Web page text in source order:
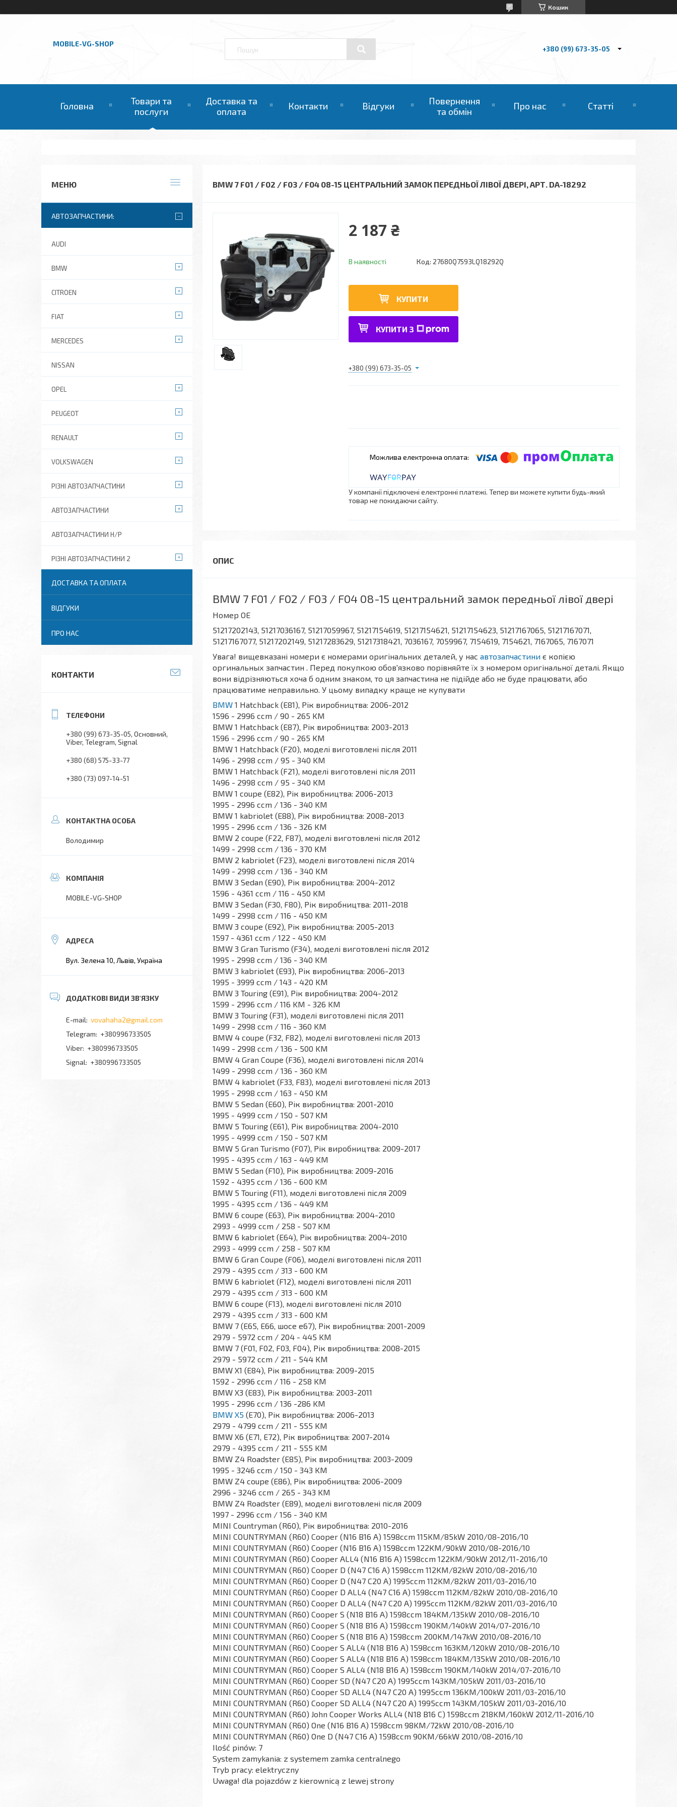
Кошик
MOBILE-VG-SHOP
+380 (99) 673-35-05
Головна
Товари та
послуги
Доставка та
оплата
Контакти Відгуки
Повернення
та обмін
Про нас Статті
BMW 7 F01 / F02 / F03 / F04 08-15 ЦЕНТРАЛЬНИЙ ЗАМОК ПЕРЕДНЬОЇ ЛІВОЇ ДВЕРІ, АРТ. DA-18292
2 187 ₴
В наявності Код: 27680Q7593LQ18292Q
КУПИТИ
КУПИТИ З
+380 (99) 673-35-05
У компанії підключені електронні платежі. Тепер ви можете купити будь-який
товар не покидаючи сайту.
BMW 7 F01 / F02 / F03 / F04 08-15 центральний замок передньої лівої двері
Номер OE
51217202143, 51217036167, 51217059967, 51217154619, 51217154621, 51217154623, 51217167065, 51217167071,
51217167077, 51217202149, 51217283629, 51217318421, 7036167, 7059967, 7154619, 7154621, 7167065, 7167071
Увага! вищевказані номери є номерами оригінальних деталей, у нас автозапчастини є копією
оргинальных запчастин . Перед покупкою обов'язково порівняйте їх з номером оригінальної деталі. Якщо
вони відрізняються хоча б одним знаком, то ця запчастина не підійде або не буде працювати, або
працюватиме неправильно. У цьому випадку краще не купувати
BMW 1 Hatchback (E81), Рік виробництва: 2006-2012
1596 - 2996 ccm / 90 - 265 KM
BMW 1 Hatchback (E87), Рік виробництва: 2003-2013
1596 - 2996 ccm / 90 - 265 KM
BMW 1 Hatchback (F20), моделі виготовлені після 2011
1496 - 2998 ccm / 95 - 340 KM
BMW 1 Hatchback (F21), моделі виготовлені після 2011
1496 - 2998 ccm / 95 - 340 KM
BMW 1 coupe (E82), Рік виробництва: 2006-2013
1995 - 2996 ccm / 136 - 340 KM
BMW 1 kabriolet (E88), Рік виробництва: 2008-2013
1995 - 2996 ccm / 136 - 326 KM
BMW 2 coupe (F22, F87), моделі виготовлені після 2012
1499 - 2998 ccm / 136 - 370 KM
BMW 2 kabriolet (F23), моделі виготовлені після 2014
1499 - 2998 ccm / 136 - 340 KM
BMW 3 Sedan (E90), Рік виробництва: 2004-2012
1596 - 4361 ccm / 116 - 450 KM
BMW 3 Sedan (F30, F80), Рік виробництва: 2011-2018
1499 - 2998 ccm / 116 - 450 KM
BMW 3 coupe (E92), Рік виробництва: 2005-2013
1597 - 4361 ccm / 122 - 450 KM
BMW 3 Gran Turismo (F34), моделі виготовлені після 2012
1995 - 2998 ccm / 136 - 340 KM
BMW 3 kabriolet (E93), Рік виробництва: 2006-2013
1995 - 3999 ccm / 143 - 420 KM
BMW 3 Touring (E91), Рік виробництва: 2004-2012
1599 - 2996 ccm / 116 KM - 326 KM
BMW 3 Touring (F31), моделі виготовлені після 2011
1499 - 2998 ccm / 116 - 360 KM
BMW 4 coupe (F32, F82), моделі виготовлені після 2013
1499 - 2998 ccm / 136 - 500 KM
BMW 4 Gran Coupe (F36), моделі виготовлені після 2014
1499 - 2998 ccm / 136 - 360 KM
BMW 4 kabriolet (F33, F83), моделі виготовлені після 2013
1995 - 2998 ccm / 163 - 450 KM
BMW 5 Sedan (E60), Рік виробництва: 2001-2010
1995 - 4999 ccm / 150 - 507 KM
BMW 5 Touring (E61), Рік виробництва: 2004-2010
1995 - 4999 ccm / 150 - 507 KM
BMW 5 Gran Turismo (F07), Рік виробництва: 2009-2017
1995 - 4395 ccm / 163 - 449 KM
BMW 5 Sedan (F10), Рік виробництва: 2009-2016
1592 - 4395 ccm / 136 - 600 KM
BMW 5 Touring (F11), моделі виготовлені після 2009
1995 - 4395 ccm / 136 - 449 KM
BMW 6 coupe (E63), Рік виробництва: 2004-2010
2993 - 4999 ccm / 258 - 507 KM
BMW 6 kabriolet (E64), Рік виробництва: 2004-2010
2993 - 4999 ccm / 258 - 507 KM
BMW 6 Gran Coupe (F06), моделі виготовлені після 2011
2979 - 4395 ccm / 313 - 600 KM
BMW 6 kabriolet (F12), моделі виготовлені після 2011
2979 - 4395 ccm / 313 - 600 KM
BMW 6 coupe (F13), моделі виготовлені після 2010
2979 - 4395 ccm / 313 - 600 KM
BMW 7 (E65, E66, шосе e67), Рік виробництва: 2001-2009
2979 - 5972 ccm / 204 - 445 KM
BMW 7 (F01, F02, F03, F04), Рік виробництва: 2008-2015
2979 - 5972 ccm / 211 - 544 KM
BMW X1 (E84), Рік виробництва: 2009-2015
1592 - 2996 ccm / 116 - 258 KM
BMW X3 (E83), Рік виробництва: 2003-2011
1995 - 2996 ccm / 136 -286 KM
BMW X5 (E70), Рік виробництва: 2006-2013
2979 - 4799 ccm / 211 - 555 KM
BMW X6 (E71, E72), Рік виробництва: 2007-2014
2979 - 4395 ccm / 211 - 555 KM
BMW Z4 Roadster (E85), Рік виробництва: 2003-2009
1995 - 3246 ccm / 150 - 343 KM
BMW Z4 coupe (E86), Рік виробництва: 2006-2009
2996 - 3246 ccm / 265 - 343 KM
BMW Z4 Roadster (E89), моделі виготовлені після 2009
1997 - 2996 ccm / 156 - 340 KM
MINI Countryman (R60), Рік виробництва: 2010-2016
MINI COUNTRYMAN (R60) Cooper (N16 B16 A) 1598ccm 115KM/85kW 2010/08-2016/10
MINI COUNTRYMAN (R60) Cooper (N16 B16 A) 1598ccm 122KM/90kW 2010/08-2016/10
MINI COUNTRYMAN (R60) Cooper ALL4 (N16 B16 A) 1598ccm 122KM/90kW 2012/11-2016/10
MINI COUNTRYMAN (R60) Cooper D (N47 C16 A) 1598ccm 112KM/82kW 2010/08-2016/10
MINI COUNTRYMAN (R60) Cooper D (N47 C20 A) 1995ccm 112KM/82kW 2011/03-2016/10
MINI COUNTRYMAN (R60) Cooper D ALL4 (N47 C16 A) 1598ccm 112KM/82kW 2010/08-2016/10
MINI COUNTRYMAN (R60) Cooper D ALL4 (N47 C20 A) 1995ccm 112KM/82kW 2011/03-2016/10
MINI COUNTRYMAN (R60) Cooper S (N18 B16 A) 1598ccm 184KM/135kW 2010/08-2016/10
MINI COUNTRYMAN (R60) Cooper S (N18 B16 A) 1598ccm 190KM/140kW 2014/07-2016/10
MINI COUNTRYMAN (R60) Cooper S (N18 B16 A) 1598ccm 200KM/147kW 2010/08-2016/10
MINI COUNTRYMAN (R60) Cooper S ALL4 (N18 B16 A) 1598ccm 163KM/120kW 2010/08-2016/10
MINI COUNTRYMAN (R60) Cooper S ALL4 (N18 B16 A) 1598ccm 184KM/135kW 2010/08-2016/10
MINI COUNTRYMAN (R60) Cooper S ALL4 (N18 B16 A) 1598ccm 190KM/140kW 2014/07-2016/10
MINI COUNTRYMAN (R60) Cooper SD (N47 C20 A) 1995ccm 143KM/105kW 2011/03-2016/10
MINI COUNTRYMAN (R60) Cooper SD ALL4 (N47 C20 A) 1995ccm 136KM/100kW 2011/03-2016/10
MINI COUNTRYMAN (R60) Cooper SD ALL4 (N47 C20 A) 1995ccm 143KM/105kW 2011/03-2016/10
MINI COUNTRYMAN (R60) John Cooper Works ALL4 (N18 B16 C) 1598ccm 218KM/160kW 2012/11-2016/10
MINI COUNTRYMAN (R60) One (N16 B16 A) 1598ccm 98KM/72kW 2010/08-2016/10
MINI COUNTRYMAN (R60) One D (N47 C16 A) 1598ccm 90KM/66kW 2010/08-2016/10
Ilość pinów: 7
System zamykania: z systemem zamka centralnego
Tryb pracy: elektryczny
Uwaga! dla pojazdów z kierownicą z lewej strony
АВТОЗАПЧАСТИНИ:
AUDI
BMW
CITROEN
FIAT
MERCEDES
NISSAN
OPEL
PEUGEOT
RENAULT
VOLKSWAGEN
РІЗНІ АВТОЗАПЧАСТИНИ
АВТОЗАПЧАСТИНИ
АВТОЗАПЧАСТИНИ Н/Р
РІЗНІ АВТОЗАПЧАСТИНИ 2
ДОСТАВКА ТА ОПЛАТА
ВІДГУКИ
ПРО НАС
КОНТАКТИ
+380 (99) 673-35-05 Основний,
Viber, Telegram, Signal
+380 (68) 575-33-77
+380 (73) 097-14-51
Володимир
MOBILE-VG-SHOP
Вул. Зелена 10, Львів, Україна
vovahaha2@gmail.com
+380996733505
+380996733505
Signal
+380996733505